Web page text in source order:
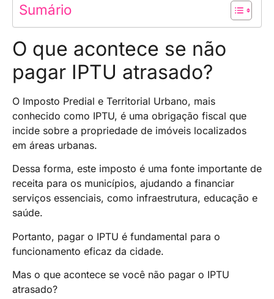
Sumário
O que acontece se não
pagar IPTU atrasado?
O Imposto Predial e Territorial Urbano, mais
conhecido como IPTU, é uma obrigação fiscal que
incide sobre a propriedade de imóveis localizados
em áreas urbanas.
Dessa forma, este imposto é uma fonte importante de
receita para os municípios, ajudando a financiar
serviços essenciais, como infraestrutura, educação e
saúde.
Portanto, pagar o IPTU é fundamental para o
funcionamento eficaz da cidade.
Mas o que acontece se você não pagar o IPTU
atrasado?